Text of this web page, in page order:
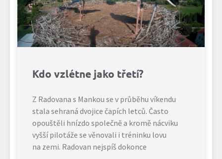
Kdo vzlétne jako třetí?
Z Radovana s Mankou se v průběhu víkendu
stala sehraná dvojice čapích letců. Často
opouštěli hnízdo společně a kromě nácviku
vyšší pilotáže se věnovali i tréninku lovu
na zemi. Radovan nejspíš dokonce